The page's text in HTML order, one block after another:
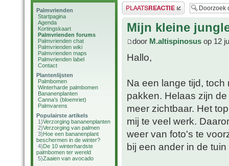
Palmvrienden
Startpagina
Agenda
Kortingskaart
Palmvrienden forums
Palmvrienden chat
Palmvrienden wiki
Palmvrienden maps
Palmvrienden label
Contact
Plantenlijsten
Palmbomen
Winterharde palmbomen
Bananenplanten
Canna's (bloemriet)
Palmvarens
Populairste artikels
1)Verzorging bananenplanten
2)Verzorging van palmen
3)Hoe een bananenplant
beschermen in de winter?
4)De 10 winterhardste
palmbomen ter wereld
5)Zaaien van avocado
Plaats een reactie
Mijn kleine
door M.altispinosus op 12
Hallo,
Na een lange tijd,
pakken. Helaas zijn
meer zichtbaar. Het
mij te veel werk.
weer van foto's te
bij een ander in de tuin